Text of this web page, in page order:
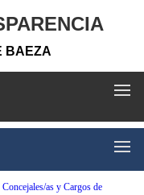
BAEZA
as y Cargos de